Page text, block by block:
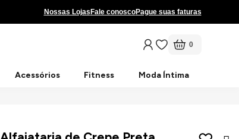
Nossas Lojas Fale conoscoPague suas faturas
0
Acessórios Fitness Moda Íntima